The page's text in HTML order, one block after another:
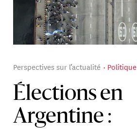
Élections en
Argentine :
Perspectives sur l’actualité Politique